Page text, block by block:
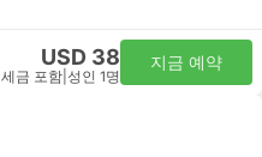
USD 38
세금 포함 성인 1명
지금 예약